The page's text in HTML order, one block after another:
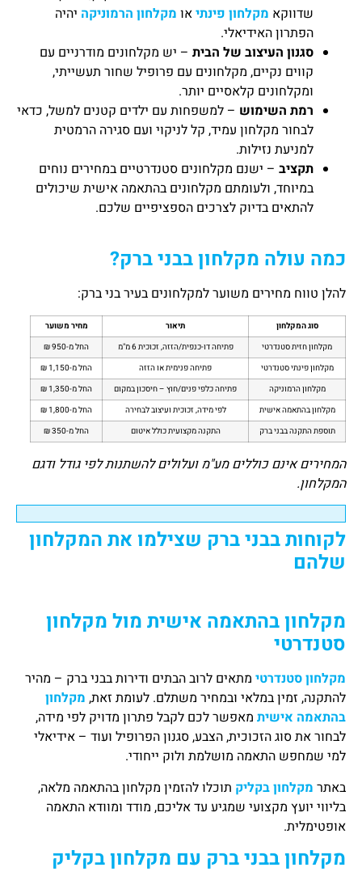
שדווקא מקלחון פינתיאו מקלחון הרמוניקה יהיה
הפתרון האידיאלי.
סגנון העיצוב של הבית – יש מקלחונים מודרניים עם
קווים נקיים, מקלחונים עם פרופיל שחור תעשייתי,
ומקלחונים קלאסיים יותר.
רמת השימוש – למשפחות עם ילדים קטנים למשל, כדאי
לבחור מקלחון עמיד, קל לניקוי ועם סגירה הרמטית
למניעת נזילות.
תקציב – ישנם מקלחונים סטנדרטיים במחירים נוחים
במיוחד, ולעומתם מקלחונים בהתאמה אישית שיכולים
להתאים בדיוק לצרכים הספציפיים שלכם.
כמה עולה מקלחון בבני ברק?
להלן טווח מחירים משוער למקלחונים בעיר בני ברק:
סוג המקלחון תיאור
מחיר משוער
מקלחון חזית סטנדרטי
פתיחה דו-כנפית/הזזה, זכוכית 6 מ"מ
החל מ-950 ₪
מקלחון פינתי סטנדרטי
פתיחה פנימית או הזזה
החל מ-1,150 ₪
מקלחון הרמוניקה
פתיחה כלפי פנים/חוץ – חיסכון במקום
החל מ-1,350 ₪
מקלחון בהתאמה אישית
לפי מידה, זכוכית ועיצוב לבחירה
החל מ-1,800 ₪
תוספת התקנה בבני ברק
התקנה מקצועית כולל איטום החל מ-350 ₪
המחירים אינם כוללים מע"מ ועלולים להשתנות לפי גודל ודגם
המקלחון.
לקוחות בבני ברק שצילמו את המקלחון
שלהם
מקלחון בהתאמה אישית מול מקלחון
סטנדרטי
מקלחון סטנדרטי מתאים לרוב הבתים ודירות בבני ברק – מהיר
להתקנה, זמין במלאי ובמחיר משתלם. לעומת זאת, מקלחון
בהתאמה אישית מאפשר לכם לקבל פתרון מדויק לפי מידה,
לבחור את סוג הזכוכית, הצבע, סגנון הפרופיל ועוד – אידיאלי
למי שמחפש התאמה מושלמת ולוק ייחודי.
באתר מקלחון בקליק תוכלו להזמין מקלחון בהתאמה מלאה,
בליווי יועץ מקצועי שמגיע עד אליכם, מודד ומוודא התאמה
אופטימלית.
מקלחון בבני ברק עם מקלחון בקליק